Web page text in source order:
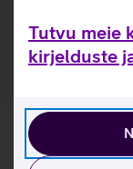
Tutvu meie
kirjelduste